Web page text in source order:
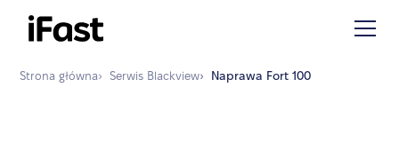
Strona główna› Serwis Blackview› Naprawa Fort 100